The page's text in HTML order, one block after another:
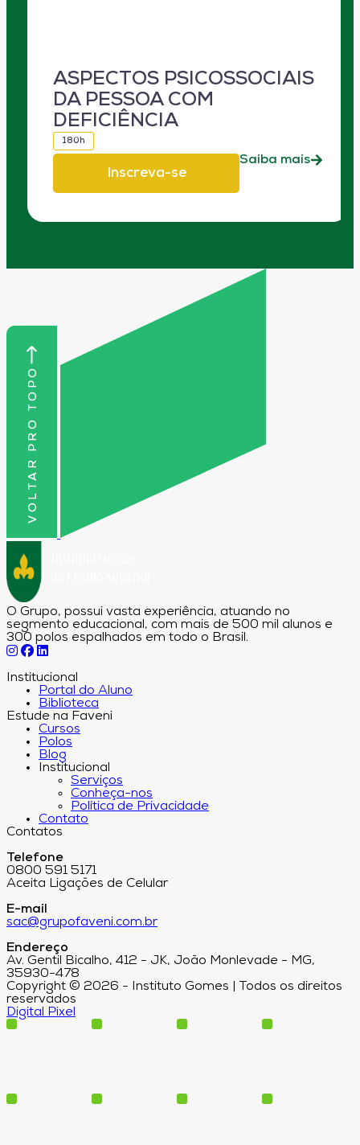
ASPECTOS PSICOSSOCIAIS
DA PESSOA COM
DEFICIÊNCIA
180h
Inscreva-se
Saiba mais
VOLTAR PRO TOPO
O Grupo, possui vasta experiência, atuando no
segmento educacional, com mais de 500 mil alunos e
300 polos espalhados em todo o Brasil.
Institucional
Portal do Aluno
Biblioteca
Estude na Faveni
Cursos
Polos
Blog
Institucional
Serviços
Conheça-nos
Política de Privacidade
Contato
Contatos
Telefone
0800 591 5171
Aceita Ligações de Celular
E-mail
sac@grupofaveni.com.br
Endereço
Av. Gentil Bicalho, 412 - JK, João Monlevade - MG,
35930-478
Copyright © 2026 - Instituto Gomes | Todos os direitos
reservados
Digital Pixel